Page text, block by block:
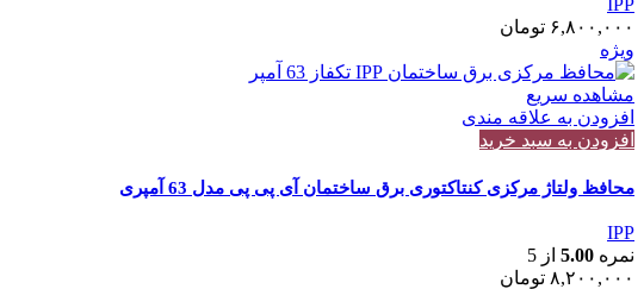
IPP
۶,۸۰۰,۰۰۰ تومان
ویژه
مشاهده سریع
افزودن به علاقه مندی
افزودن به سبد خرید
محافظ ولتاژ مرکزی کنتاکتوری برق ساختمان آی پی پی مدل 63 آمپری
IPP
نمره 5.00 از 5
۸,۲۰۰,۰۰۰ تومان